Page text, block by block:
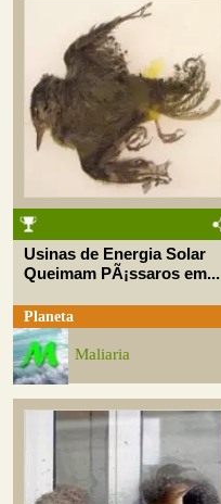
Usinas de Energia Solar
Queimam PÃ¡ssaros em...
Planeta
Maliaria